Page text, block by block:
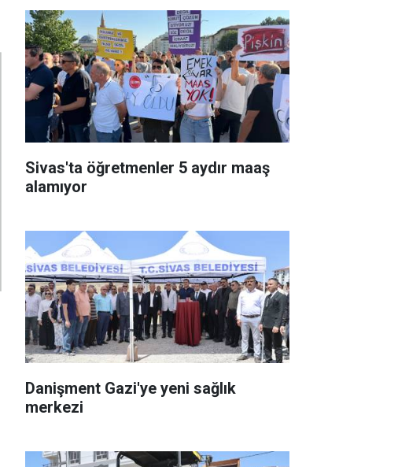
Sivas'ta öğretmenler 5 aydır maaş
alamıyor
Danişment Gazi'ye yeni sağlık
merkezi